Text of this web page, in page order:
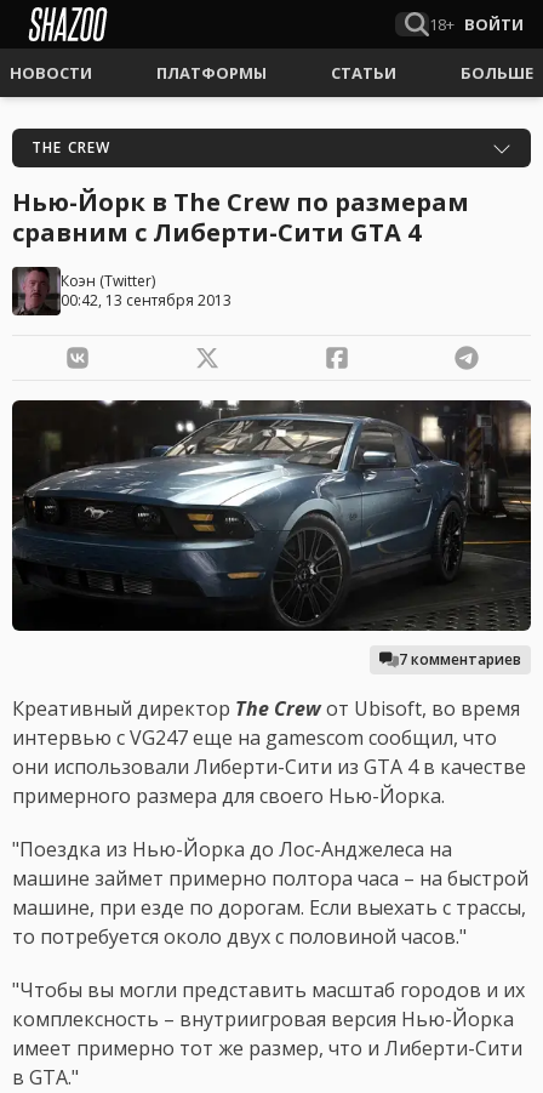
18+ ВОЙТИ
НОВОСТИ ПЛАТФОРМЫ СТАТЬИ БОЛЬШЕ
THE CREW
Нью-Йорк в The Crew по размерам
сравним с Либерти-Сити GTA 4
Коэн (Twitter)
00:42, 13 сентября 2013
7 комментариев
Креативный директор The Crewот Ubisoft, во время
интервью с VG247 еще на gamescom сообщил, что
они использовали Либерти-Сити из GTA 4 в качестве
примерного размера для своего Нью-Йорка.
"Поездка из Нью-Йорка до Лос-Анджелеса на
машине займет примерно полтора часа – на быстрой
машине, при езде по дорогам. Если выехать с трассы,
то потребуется около двух с половиной часов."
"Чтобы вы могли представить масштаб городов и их
комплексность – внутриигровая версия Нью-Йорка
имеет примерно тот же размер, что и Либерти-Сити
в GTA."